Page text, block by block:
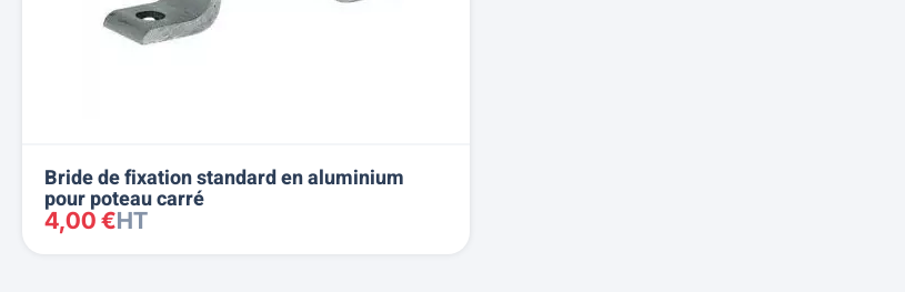
Bride de fixation standard en aluminium
pour poteau carré
4,00 €HT